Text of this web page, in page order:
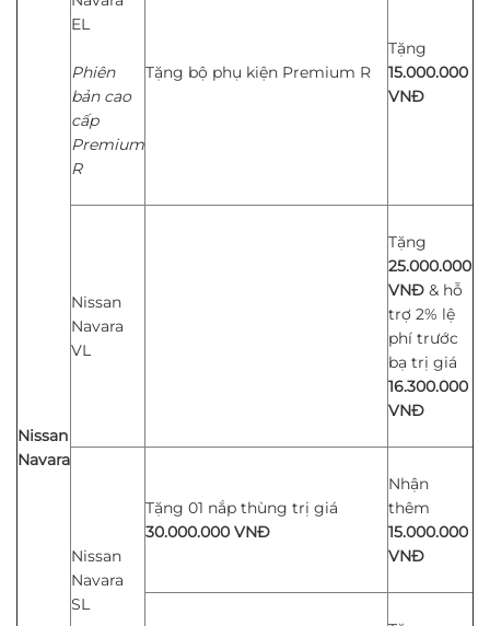
Nissan
Navara
EL
Phiên
bản cao
cấp
Premium
R
Tặng bộ phụ kiện Premium R
Tặng
15.000.000
VNĐ
Nissan
Navara
VL
Tặng
25.000.000
VNĐ & hỗ
trợ 2% lệ
phí trước
bạ trị giá
16.300.000
VNĐ
Nissan
Navara
SL
Tặng 01 nắp thùng trị giá
30.000.000 VNĐ
Nhận
thêm
15.000.000
VNĐ